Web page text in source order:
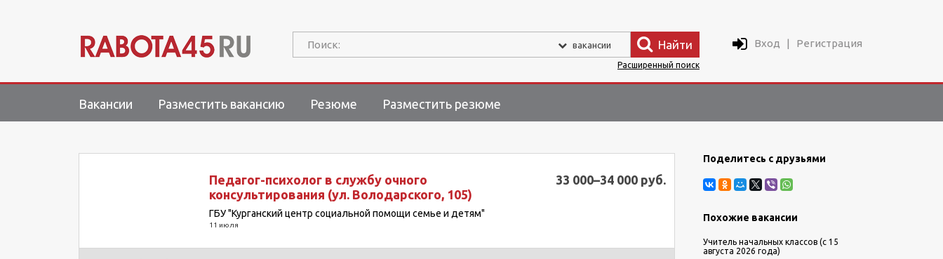
Поиск: вакансии Найти Вход | Регистрация
Расширенный поиск
Вакансии Разместить вакансию Резюме Разместить резюме
Педагог-психолог в службу очного
консультирования (ул. Володарского, 105)
33 000–34 000 руб.
ГБУ "Курганский центр социальной помощи семье и детям"
11 июля
Поделитесь с друзьями
Похожие вакансии
Учитель начальных классов (с 15
августа 2026 года)